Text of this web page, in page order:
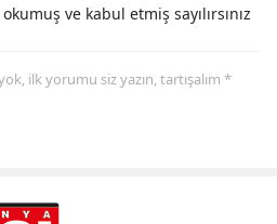
Osmaniye
okumuş ve kabul etmiş sayılırsınız
ilk yorumu siz yazın, tartışalım *